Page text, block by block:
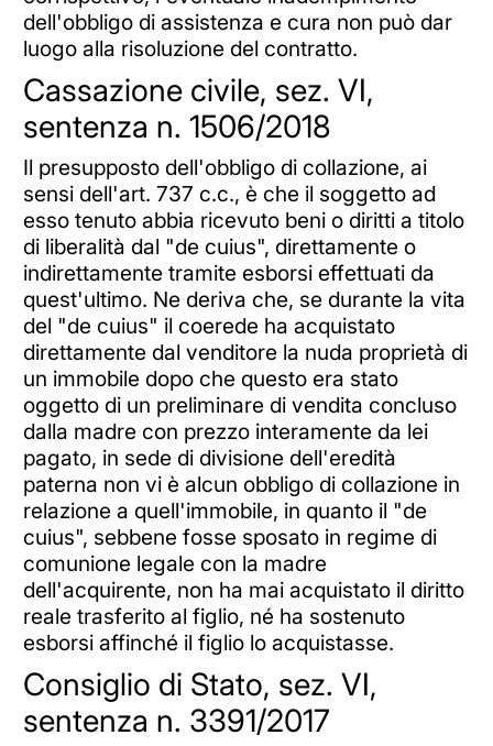
dell'obbligo di assistenza e cura non può dar
luogo alla risoluzione del contratto.
Cassazione civile, sez. VI,
sentenza n. 1506/2018
Il presupposto dell'obbligo di collazione, ai
sensi dell'art. 737 c.c., è che il soggetto ad
esso tenuto abbia ricevuto beni o diritti a titolo
di liberalità dal "de cuius", direttamente o
indirettamente tramite esborsi effettuati da
quest'ultimo. Ne deriva che, se durante la vita
del "de cuius" il coerede ha acquistato
direttamente dal venditore la nuda proprietà di
un immobile dopo che questo era stato
oggetto di un preliminare di vendita concluso
dalla madre con prezzo interamente da lei
pagato, in sede di divisione dell'eredità
paterna non vi è alcun obbligo di collazione in
relazione a quell'immobile, in quanto il "de
cuius", sebbene fosse sposato in regime di
comunione legale con la madre
dell'acquirente, non ha mai acquistato il diritto
reale trasferito al figlio, né ha sostenuto
esborsi affinché il figlio lo acquistasse.
Consiglio di Stato, sez. VI,
sentenza n. 3391/2017